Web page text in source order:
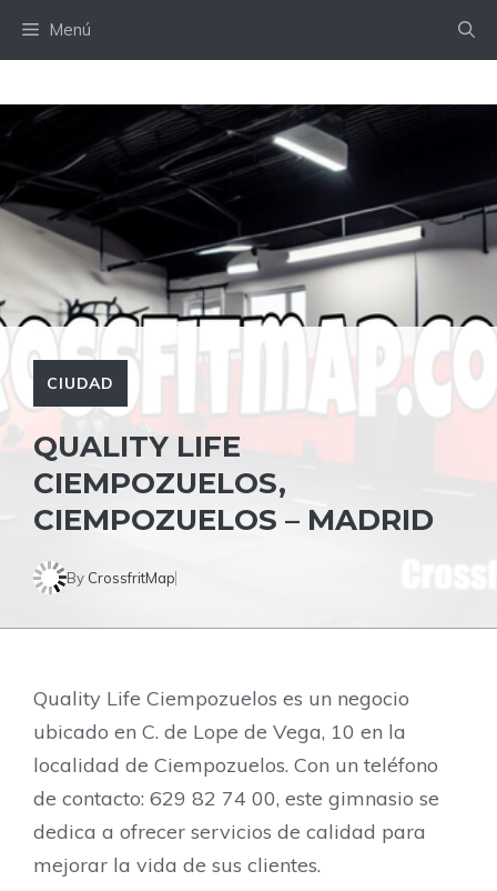
Menú
CIUDAD
QUALITY LIFE
CIEMPOZUELOS,
CIEMPOZUELOS – MADRID
By CrossfritMap
Quality Life Ciempozuelos es un negocio
ubicado en C. de Lope de Vega, 10 en la
localidad de Ciempozuelos. Con un teléfono
de contacto: 629 82 74 00, este gimnasio se
dedica a ofrecer servicios de calidad para
mejorar la vida de sus clientes.